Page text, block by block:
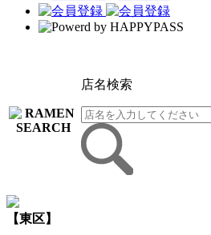
店名検索
【東区】